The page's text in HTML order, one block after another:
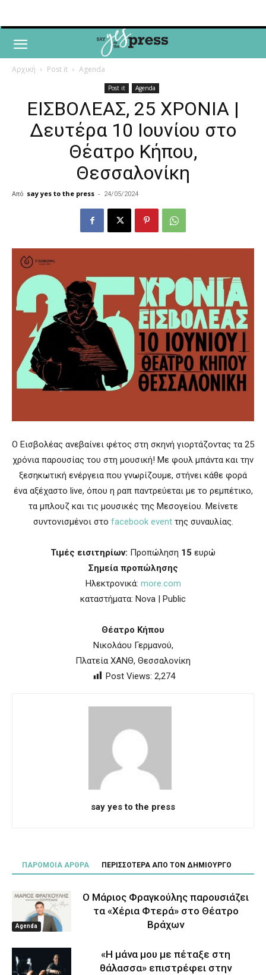
Αρχική Post it Agenda
Post it Agenda
ΕΙΣΒΟΛΕΑΣ, 25 ΧΡΟΝΙΑ |
Δευτέρα 10 Ιουνίου στο
Θέατρο Κήπου,
Θεσσαλονίκη
Από say yes to the press - 24/05/2024
Ο Εισβολέας ανεβαίνει φέτος στη σκηνή γιορτάζοντας τα 25
χρόνια παρουσίας του στη μουσική! Με φουλ μπάντα και την
ξεσηκωτική ενέργεια που γνωρίζουμε, στήνει κάθε φορά
ένα αξέχαστο live, όπου η ραπ παντρεύεται με το ρεμπέτικο,
τα μπλουζ και τις μουσικές της Μεσογείου. Μείνετε
συντονισμένοι στο facebook eventτης συναυλίας.
Τιμές εισιτηρίων: Προπώληση 15 ευρώ
Σημεία προπώλησης
Ηλεκτρονικά: more.com
καταστήματα: Nova | Public
Θέατρο Κήπου
Νικολάου Γερμανού,
Πλατεία ΧΑΝΘ, Θεσσαλονίκη
Post Views: 2,274
say yes to the press
ΠΑΡΟΜΟΙΑ ΑΡΘΡΑ ΠΕΡΙΣΣΟΤΕΡΑ ΑΠΟ ΤΟΝ ΔΗΜΙΟΥΡΓΟ
Agenda
Ο Μάριος Φραγκούλης παρουσιάζει
τα «Χέρια Φτερά» στο Θέατρο
Βράχων
«Η μάνα μου με πέταξε στη
θάλασσα» επιστρέφει στην